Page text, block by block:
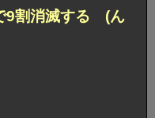
9割消滅する (ん